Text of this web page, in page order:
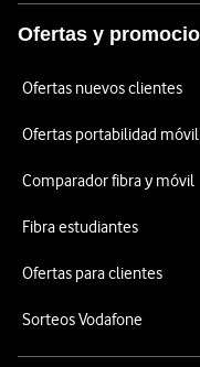
Ofertas y
Ofertas nuevos clientes
Ofertas portabilidad móvil
Comparador fibra y móvil
Fibra estudiantes
Ofertas para clientes
Sorteos Vodafone